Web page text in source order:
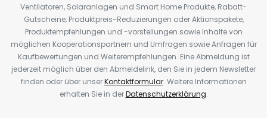
Ventilatoren, Solaranlagen und Smart Home Produkte, Rabatt-
Gutscheine, Produktpreis-Reduzierungen oder Aktionspakete,
Produktempfehlungen und -vorstellungen sowie Inhalte von
möglichen Kooperationspartnern und Umfragen sowie Anfragen für
Kaufbewertungen und Weiterempfehlungen. Eine Abmeldung ist
jederzeit möglich über den Abmeldelink, den Sie in jedem Newsletter
finden oder über unserKontaktformular. Weitere Informationen
erhalten Sie in derDatenschutzerklärung.